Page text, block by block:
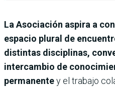
La Asociación aspira a
espacio plural de
distintas disciplinas,
intercambio de
permanentey el trabajo